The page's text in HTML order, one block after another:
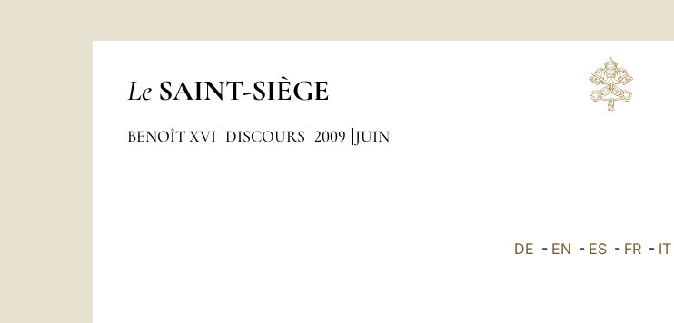
Le SAINT-SIÈGE
BENOÎT XVI DISCOURS 2009 JUIN
DE - EN - ES - FR - IT